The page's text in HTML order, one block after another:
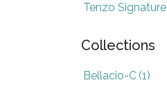
Tenzo Signature
Collections
Bellacio-C (1)